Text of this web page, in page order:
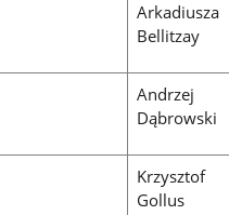
Arkadiusza
Bellitzay
Andrzej
Dąbrowski
Krzysztof
Gollus